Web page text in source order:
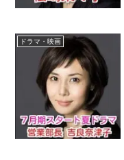
ドラマ・映画